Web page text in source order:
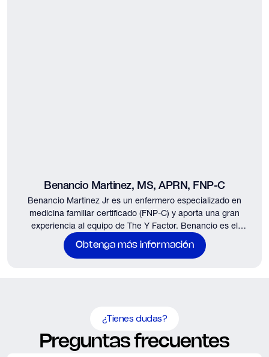
Benancio Martinez, MS, APRN, FNP-C
Benancio Martinez Jr es un enfermero especializado en
medicina familiar certificado (FNP-C) y aporta una gran
experiencia al equipo de The Y Factor. Benancio es el
principal proveedor médico en las ubicaciones de Tomball y
Woodlands...
Obtenga más información
¿Tienes dudas?
Preguntas frecuentes